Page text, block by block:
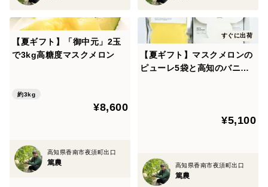
今までで一番おいしいメロンと評価されるように、日々
取り組んでいます。
産地は高知県でもメロン栽培で昔から有名な夜須地区で
す。
きれいな地下水に恵まれ日射量の多い地域です。
食べチョクアワード果物部門2位（2020年度2021年度）
総合部門においても2021年度7位を頂きました。引き続
贈答用マスクメロンは特に程よい大きさと外観、内容の
【夏ギフト】「御中元」2玉
で3kg高糖度マスクメロン
約3kg
¥8,600
高知県香南市夜須町出口
篤農
すぐに出荷
【夏ギフト】マスクメロンの
ピューレ5袋と高知のバニラ
¥5,100
高知県香南市夜須町出口
篤農